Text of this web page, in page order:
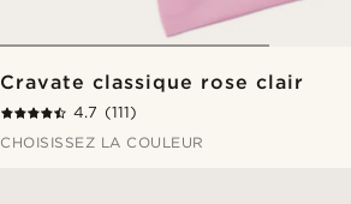
Cravate classique rose clair
4.7 (111)
CHOISISSEZ LA COULEUR